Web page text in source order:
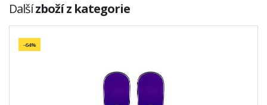
Dalšízboží z kategorie
-64%